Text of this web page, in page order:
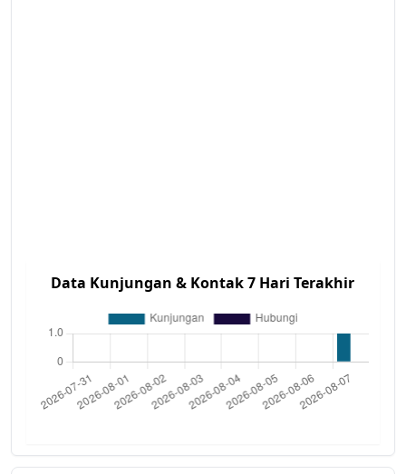
Data Kunjungan & Kontak 7 Hari Terakhir